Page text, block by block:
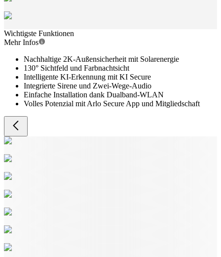
Wichtigste Funktionen
Mehr Infos
Nachhaltige 2K-Außensicherheit mit Solarenergie
130° Sichtfeld und Farbnachtsicht
Intelligente KI-Erkennung mit KI Secure
Integrierte Sirene und Zwei-Wege-Audio
Einfache Installation dank Dualband-WLAN
Volles Potenzial mit Arlo Secure App und Mitgliedschaft